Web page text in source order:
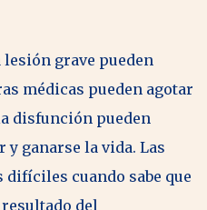
lesión grave pueden
médicas pueden agotar
disfunción pueden
y ganarse la vida. Las
difíciles cuando sabe que
del